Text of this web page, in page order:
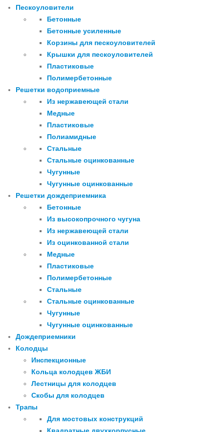
Пескоуловители
Бетонные
Бетонные усиленные
Корзины для пескоуловителей
Крышки для пескоуловителей
Пластиковые
Полимербетонные
Решетки водоприемные
Из нержавеющей стали
Медные
Пластиковые
Полиамидные
Стальные
Стальные оцинкованные
Чугунные
Чугунные оцинкованные
Решетки дождеприемника
Бетонные
Из высокопрочного чугуна
Из нержавеющей стали
Из оцинкованной стали
Медные
Пластиковые
Полимербетонные
Стальные
Стальные оцинкованные
Чугунные
Чугунные оцинкованные
Дождеприемники
Колодцы
Инспекционные
Кольца колодцев ЖБИ
Лестницы для колодцев
Скобы для колодцев
Трапы
Для мостовых конструкций